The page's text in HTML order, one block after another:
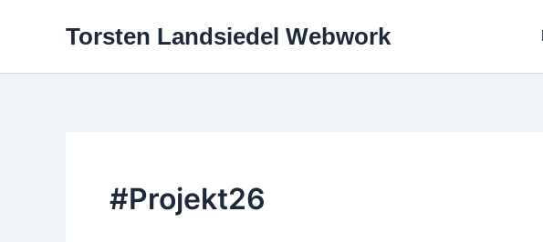
Torsten Landsiedel Webwork
#Projekt26